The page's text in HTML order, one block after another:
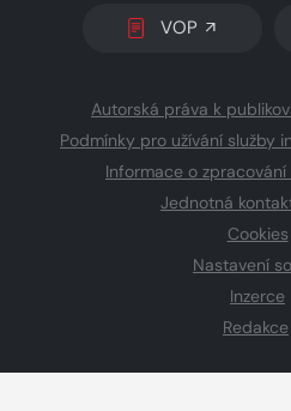
VOP
Autorská práva k
Podmínky pro užívání služby
Informace o
Jednotná
Cookies
Nastavení
Inzerce
Redakce